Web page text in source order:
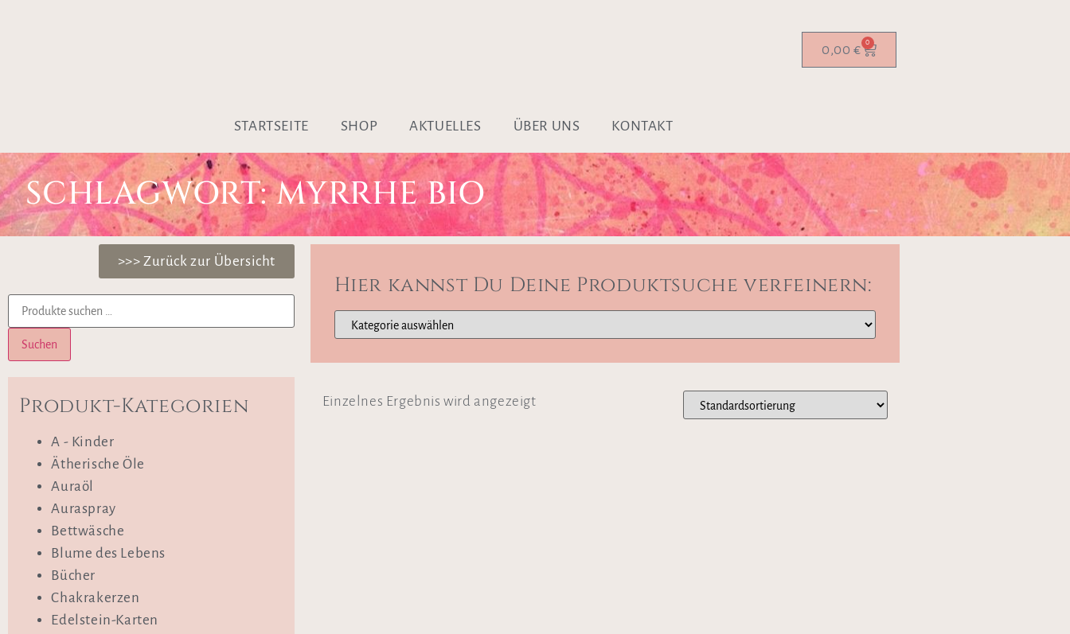
0,00 € 0
STARTSEITE SHOP AKTUELLES ÜBER UNS KONTAKT
SCHLAGWORT: MYRRHE BIO
>>> Zurück zur Übersicht
Suchen
Produkt-Kategorien
A - Kinder
Ätherische Öle
Auraöl
Auraspray
Bettwäsche
Blume des Lebens
Bücher
Chakrakerzen
Edelstein-Karten
Hier kannst Du Deine Produktsuche verfeinern:
Einzelnes Ergebnis wird angezeigt